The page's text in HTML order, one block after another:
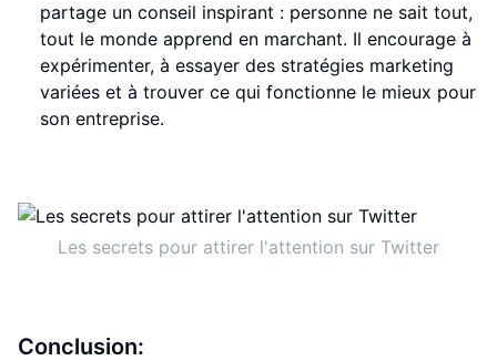
partage un conseil inspirant : personne ne sait tout,
tout le monde apprend en marchant. Il encourage à
expérimenter, à essayer des stratégies marketing
variées et à trouver ce qui fonctionne le mieux pour
son entreprise.
Les secrets pour attirer l'attention sur Twitter
Conclusion: